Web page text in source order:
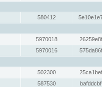
580412
5970018
5970016
502300
587530